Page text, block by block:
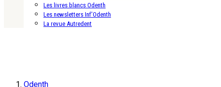
Les livres blancs Odenth
Les newsletters Inf’Odenth
La revue Autredent
Odenth